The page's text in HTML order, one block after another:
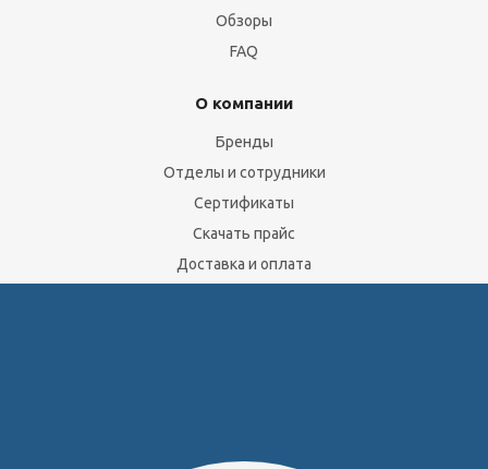
Обзоры
FAQ
О компании
Бренды
Отделы и сотрудники
Сертификаты
Скачать прайс
Доставка и оплата